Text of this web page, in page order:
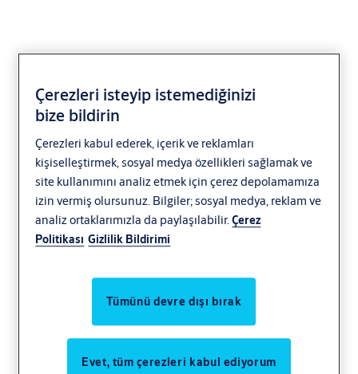
Haberler
Çerezleri isteyip istemediğinizi
bize bildirin
Çerezleri kabul ederek, içerik ve reklamları
kişiselleştirmek, sosyal medya özellikleri sağlamak ve
site kullanımını analiz etmek için çerez depolamamıza
izin vermiş olursunuz. Bilgiler; sosyal medya, reklam ve
analiz ortaklarımızla da paylaşılabilir.Çerez
Politikası Gizlilik Bildirimi
Tümünü devre dışı bırak
Evet, tüm çerezleri kabul ediyorum